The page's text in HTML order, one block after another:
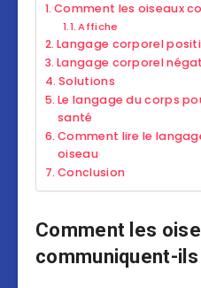
Comment les oiseaux
Affiche
Langage corporel
Langage corporel
Solutions
Le langage du corps
santé
Comment lire le
oiseau
Conclusion
Comment les
communiquent-ils